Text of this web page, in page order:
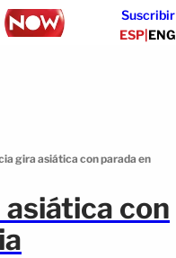
Suscribir
ESP|ENG
gira asiática con parada en
con